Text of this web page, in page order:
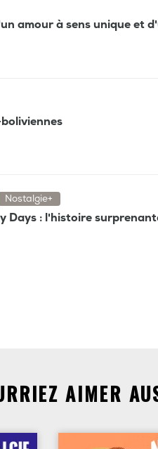
amour à sens unique et
Nostalgie+
Days : l'histoire
AIMER